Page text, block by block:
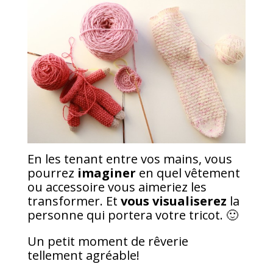
En les tenant entre vos mains, vous
pourrez imaginer en quel vêtement
ou accessoire vous aimeriez les
transformer. Et vous visualiserez la
personne qui portera votre tricot. 🙂
Un petit moment de rêverie
tellement agréable!